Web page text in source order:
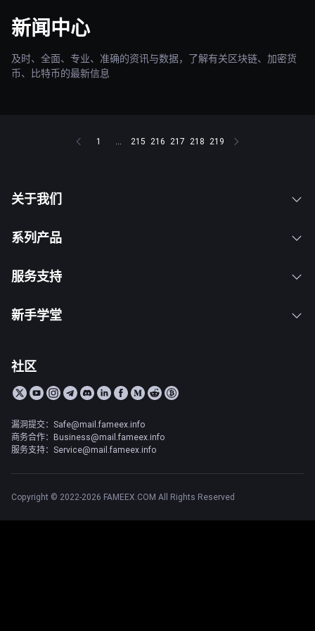
新闻中心
及时、全面、专业、准确的资讯与数据，了解有关区块链、加密货
币、比特币的最新信息
1 ... 215 216 217 218 219
关于我们
系列产品
服务支持
新手学堂
社区
漏洞提交：Safe@mail.fameex.info
商务合作：Business@mail.fameex.info
服务支持：Service@mail.fameex.info
Copyright © 2022-2026 FAMEEX.COM All Rights Reserved